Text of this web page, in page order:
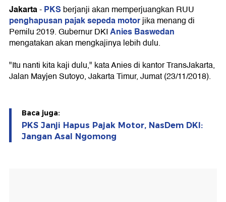
Jakarta-PKS berjanji akan memperjuangkan RUU
penghapusan pajak sepeda motorjika menang di
Pemilu 2019. Gubernur DKIAnies Baswedan
mengatakan akan mengkajinya lebih dulu.
"Itu nanti kita kaji dulu," kata Anies di kantor TransJakarta,
Jalan Mayjen Sutoyo, Jakarta Timur, Jumat (23/11/2018).
Baca juga:
PKS Janji Hapus Pajak Motor, NasDem DKI:
Jangan Asal Ngomong